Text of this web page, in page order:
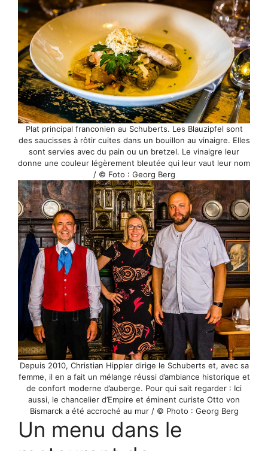
Plat principal franconien au Schuberts. Les Blauzipfel sont
des saucisses à rôtir cuites dans un bouillon au vinaigre. Elles
sont servies avec du pain ou un bretzel. Le vinaigre leur
donne une couleur légèrement bleutée qui leur vaut leur nom
/ © Foto : Georg Berg
Depuis 2010, Christian Hippler dirige le Schuberts et, avec sa
femme, il en a fait un mélange réussi d’ambiance historique et
de confort moderne d’auberge. Pour qui sait regarder : Ici
aussi, le chancelier d’Empire et éminent curiste Otto von
Bismarck a été accroché au mur / © Photo : Georg Berg
Un menu dans le